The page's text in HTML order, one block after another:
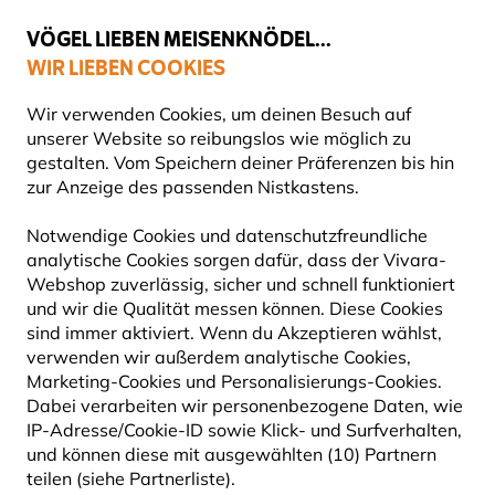
VÖGEL LIEBEN MEISENKNÖDEL...
WIR LIEBEN COOKIES
Wir verwenden Cookies, um deinen Besuch auf
unserer Website so reibungslos wie möglich zu
gestalten. Vom Speichern deiner Präferenzen bis hin
zur Anzeige des passenden Nistkastens.
Notwendige Cookies und datenschutzfreundliche
analytische Cookies sorgen dafür, dass der Vivara-
Webshop zuverlässig, sicher und schnell funktioniert
und wir die Qualität messen können. Diese Cookies
sind immer aktiviert. Wenn du Akzeptieren wählst,
verwenden wir außerdem analytische Cookies,
Marketing-Cookies und Personalisierungs-Cookies.
Dabei verarbeiten wir personenbezogene Daten, wie
IP-Adresse/Cookie-ID sowie Klick- und Surfverhalten,
und können diese mit ausgewählten (10) Partnern
teilen (siehe Partnerliste).
Top-bewertet in 11 Ländern
Gratis Versand ab 49 €
Vogelfuttersysteme Vogelfutterhäuser Zubehör
NEU